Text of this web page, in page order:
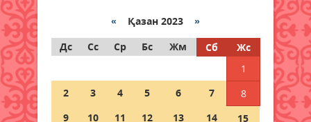
Құқықтық сауаттылық –
қауіпсіздік кепілі
08 тамыз 2026 ж.
Тағылымға толы сыр-сұхбат
« Қазан 2023 »
Дс
Сс Ср Бс Жм Сб
Жс
1
2
3 4 5 6 7
8
9
10 11 12 13 14
15